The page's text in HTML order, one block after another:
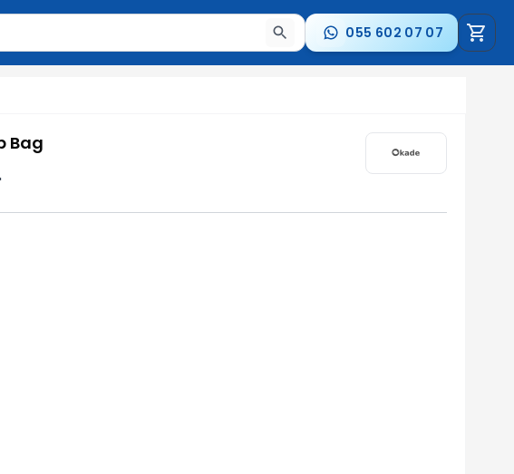
basın və ya nəticələr arasında keçid etmək üçün ox
055 602 07 07
Bag